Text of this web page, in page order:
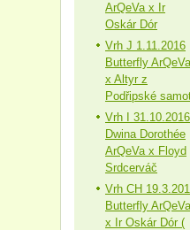
ArQeVa x Ir
Oskár Dór
Vrh J 1.11.2016
Butterfly ArQeVa
x Altyr z
Podřipské
Vrh I 31.10.2016
Dwina Dorothée
ArQeVa x Floyd
Srdcerváč
Vrh CH
Butterfly ArQeVa
x Ir Oskár Dór (